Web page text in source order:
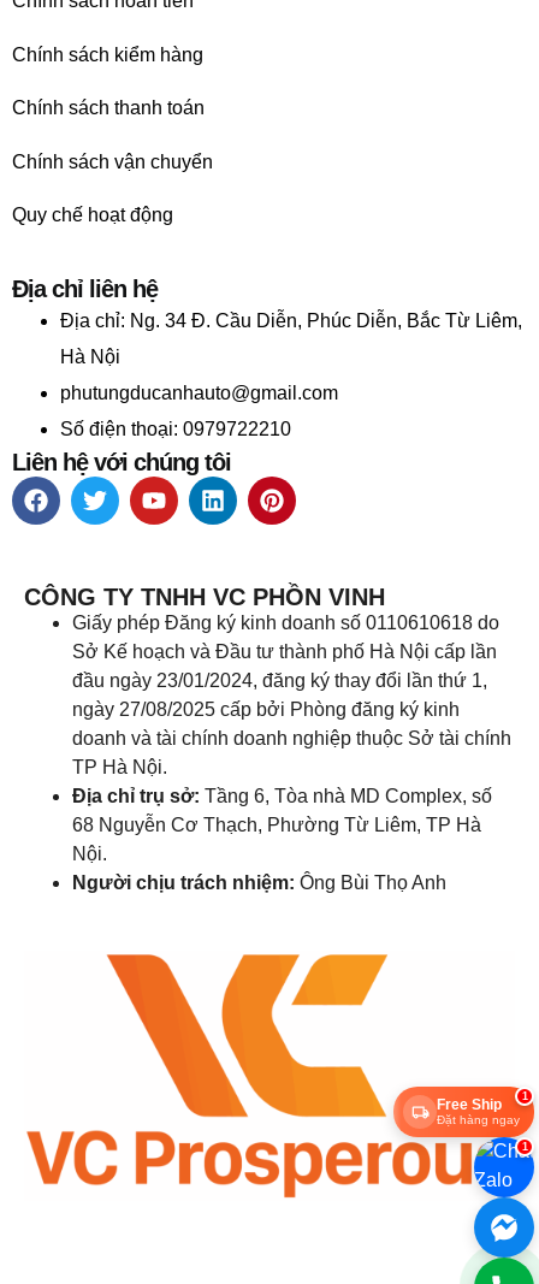
Chính sách kiểm hàng
Chính sách thanh toán
Chính sách vận chuyển
Quy chế hoạt động
Địa chỉ liên hệ
Địa chỉ: Ng. 34 Đ. Cầu Diễn, Phúc Diễn, Bắc Từ Liêm,
Hà Nội
phutungducanhauto@gmail.com
Số điện thoại: 0979722210
Liên hệ với chúng tôi
CÔNG TY TNHH VC PHỒN VINH
Giấy phép Đăng ký kinh doanh số 0110610618 do
Sở Kế hoạch và Đầu tư thành phố Hà Nội cấp lần
đầu ngày 23/01/2024, đăng ký thay đổi lần thứ 1,
ngày 27/08/2025 cấp bởi Phòng đăng ký kinh
doanh và tài chính doanh nghiệp thuộc Sở tài chính
TP Hà Nội.
Địa chỉ trụ sở: Tầng 6, Tòa nhà MD Complex, số
68 Nguyễn Cơ Thạch, Phường Từ Liêm, TP Hà
Nội.
Người chịu trách nhiệm: Ông Bùi Thọ Anh
1
Free Ship
Đặt hàng ngay
1